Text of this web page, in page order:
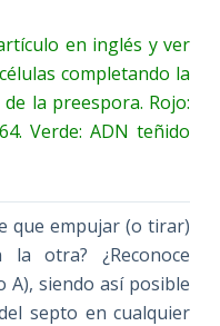
en inglés y ver
completando la
la preespora. Rojo:
Verde: ADN teñido
que empujar (o tirar)
otra? ¿Reconoce
A), siendo así posible
septo en cualquier